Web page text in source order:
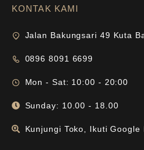
KONTAK KAMI
Jalan Bakungsari 49 Kuta
0896 8091 6699
Mon - Sat: 10:00 - 20:00
Sunday: 10.00 - 18.00
Kunjungi Toko, Ikuti Google